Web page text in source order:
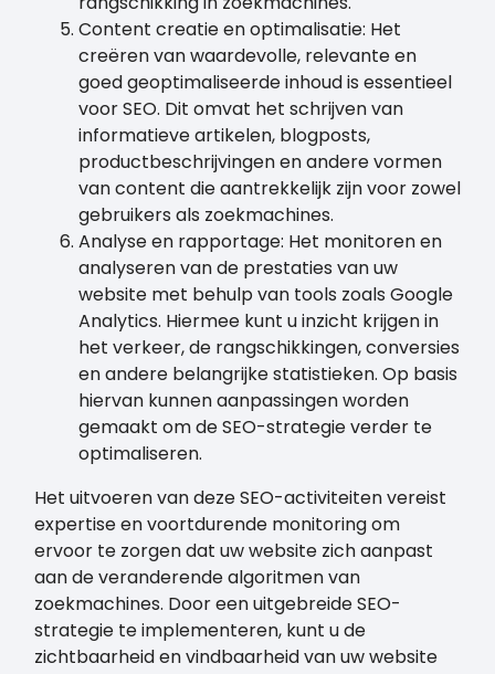
Content creatie en optimalisatie: Het
creëren van waardevolle, relevante en
goed geoptimaliseerde inhoud is essentieel
voor SEO. Dit omvat het schrijven van
informatieve artikelen, blogposts,
productbeschrijvingen en andere vormen
van content die aantrekkelijk zijn voor zowel
gebruikers als zoekmachines.
Analyse en rapportage: Het monitoren en
analyseren van de prestaties van uw
website met behulp van tools zoals Google
Analytics. Hiermee kunt u inzicht krijgen in
het verkeer, de rangschikkingen, conversies
en andere belangrijke statistieken. Op basis
hiervan kunnen aanpassingen worden
gemaakt om de SEO-strategie verder te
optimaliseren.
Het uitvoeren van deze SEO-activiteiten vereist
expertise en voortdurende monitoring om
ervoor te zorgen dat uw website zich aanpast
aan de veranderende algoritmen van
zoekmachines. Door een uitgebreide SEO-
strategie te implementeren, kunt u de
zichtbaarheid en vindbaarheid van uw website